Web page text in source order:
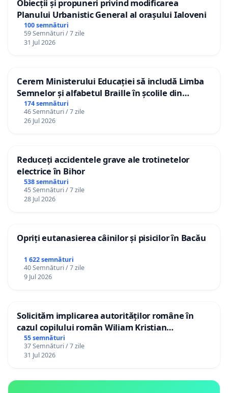
Obiecții și propuneri privind modificarea
Planului Urbanistic General al orașului Ialoveni
100 semnături
59 Semnături / 7 zile
31 Jul 2026
Cerem Ministerului Educației să includă Limba
Semnelor și alfabetul Braille în școlile din
Republica Moldova!
174 semnături
46 Semnături / 7 zile
26 Jul 2026
Reduceți accidentele grave ale trotinetelor
electrice în Bihor
538 semnături
45 Semnături / 7 zile
28 Jul 2026
Opriți eutanasierea câinilor și pisicilor în Bacău
1 622 semnături
40 Semnături / 7 zile
9 Jul 2026
Solicităm implicarea autorităților române în
cazul copilului român Wiliam Kristian
Gheorghe, aflat în plasament în Danemarca de
12 ani
55 semnături
37 Semnături / 7 zile
31 Jul 2026